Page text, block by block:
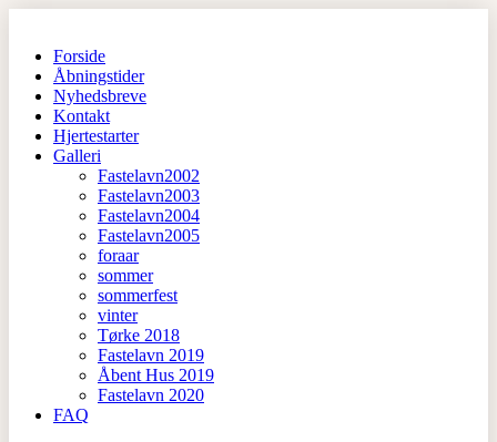
indholdForside
Åbningstider
Nyhedsbreve
Kontakt
Hjertestarter
Galleri
Fastelavn2002
Fastelavn2003
Fastelavn2004
Fastelavn2005
foraar
sommer
sommerfest
vinter
Tørke 2018
Fastelavn 2019
Åbent Hus 2019
Fastelavn 2020
FAQ